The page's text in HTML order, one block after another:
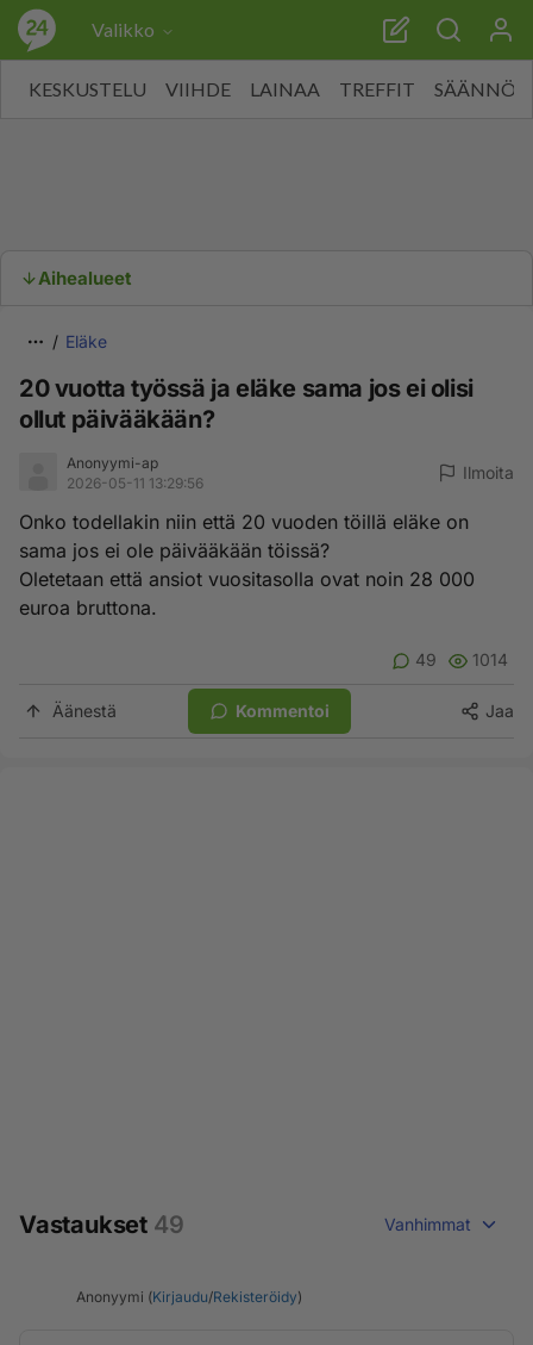
Valikko
KESKUSTELU VIIHDE LAINAA TREFFIT SÄÄNNÖT
Aihealueet
Eläke
20 vuotta työssä ja eläke sama jos ei olisi
ollut päivääkään?
Anonyymi-ap
2026-05-11 13:29:56
Ilmoita
Onko todellakin niin että 20 vuoden töillä eläke on
sama jos ei ole päivääkään töissä?
Oletetaan että ansiot vuositasolla ovat noin 28 000
euroa bruttona.
49 1014
Äänestä Kommentoi Jaa
Vastaukset 49 Vanhimmat
Anonyymi (Kirjaudu/Rekisteröidy)